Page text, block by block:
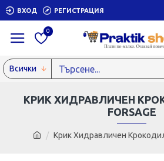
ВХОД РЕГИСТРАЦИЯ
0
Всички
Крик Хидравличен
КРИК ХИДРАВЛИЧЕН
FORSAGE